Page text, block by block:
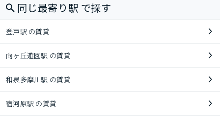
同じ最寄り駅 で探す
登戸駅 の賃貸
向ヶ丘遊園駅 の賃貸
和泉多摩川駅 の賃貸
宿河原駅 の賃貸